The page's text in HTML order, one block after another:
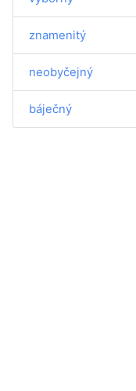
znamenitý
neobyčejný
báječný